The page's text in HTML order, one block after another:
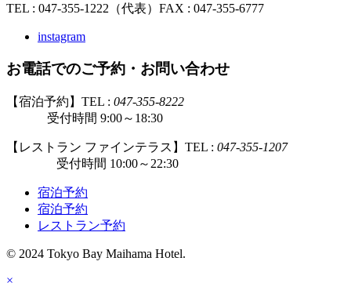
TEL : 047-355-1222（代表） FAX : 047-355-6777
instagram
お電話でのご予約・お問い合わせ
【宿泊予約】TEL : 047-355-8222
受付時間 9:00～18:30
【レストラン ファインテラス】TEL : 047-355-1207
受付時間 10:00～22:30
宿泊予約
宿泊予約
レストラン予約
© 2024 Tokyo Bay Maihama Hotel.
×